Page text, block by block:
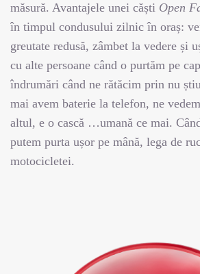
măsură. Avantajele unei căști Open
în timpul condusului zilnic în oraș:
greutate redusă, zâmbet la vedere și
cu alte persoane când o purtăm pe
îndrumări când ne rătăcim prin nu
mai avem baterie la telefon, ne
altul, e o cască …umană ce mai.
putem purta ușor pe mână, lega de
motocicletei.